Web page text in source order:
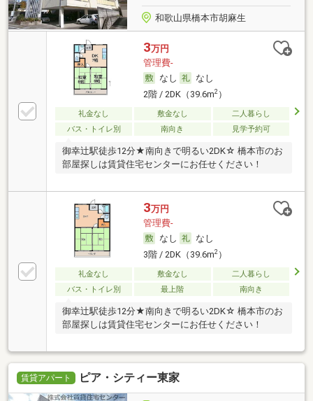
和歌山県橋本市胡麻生
3万円
管理費-
なし
なし
2階 / 2DK（39.6m2）
礼金なし 敷金なし
二人暮らし
バス・トイレ別
南向き 見学予約可
御幸辻駅徒歩12分★南向きで明るい2DK☆ 橋本市のお
部屋探しは賃貸住宅センターにお任せください！
3万円
管理費-
なし
なし
3階 / 2DK（39.6m2）
礼金なし 敷金なし
二人暮らし
バス・トイレ別
最上階 南向き
御幸辻駅徒歩12分★南向きで明るい2DK☆ 橋本市のお
部屋探しは賃貸住宅センターにお任せください！
賃貸アパート ピア・シティー東家